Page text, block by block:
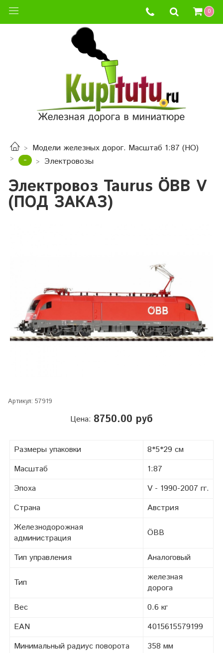
0
Модели железных дорог. Масштаб 1:87 (HO)
- Электровозы
Электровоз Taurus ÖBB V
(ПОД ЗАКАЗ)
Артикул: 57919
Цена: 8750.00 руб
Размеры упаковки
8*5*29 см
Масштаб
1:87
Эпоха
V - 1990-2007 гг.
Страна
Австрия
Железнодорожная
администрация
ÖBB
Тип управления Аналоговый
Тип
железная
дорога
Вес
0.6 кг
EAN
4015615579199
Минимальный радиус поворота
358 мм